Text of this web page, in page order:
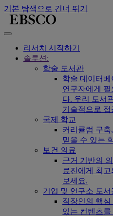
기본 탐색으로 건너 뛰기
리서치 시작하기
솔루션:
학술 도서관
학술 데이터
연구자에게 필
다. 우리 도서
기술적으로
국제 학교
커리큘럼 구
믿을 수 있는
보건 의료
근거 기반의
료진에게 최
보세요.
기업 및 연구소 도서
직장인의 핵
있는 컨텐츠